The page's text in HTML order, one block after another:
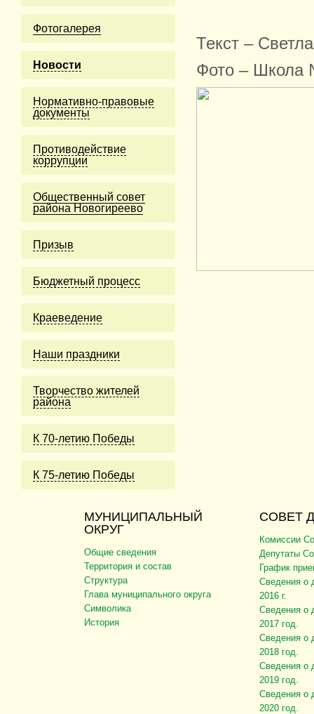
Фотогалерея
Новости
Нормативно-правовые
документы
Противодействие
коррупции
Общественный совет
района Новогиреево
Призыв
Бюджетный процесс
Краеведение
Наши праздники
Творчество жителей
района
К 70-летию Победы
К 75-летию Победы
Текст –
Фото – Школа
МУНИЦИПАЛЬНЫЙ
ОКРУГ
Общие сведения
Территория и состав
Структура
Глава муниципального округа
Символика
История
СОВЕТ
Комиссии
Депутаты
График
Сведения о
2016 г.
Сведения о
2017 год.
Сведения о
2018 год.
Сведения о
2019 год.
Сведения о
2020 год.